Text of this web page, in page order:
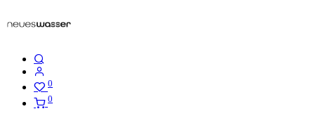
0
0